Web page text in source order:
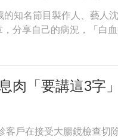
知名節目製作人、藝人
分享自己的病況，「白
肉「要講這3
戶在接受大腸鏡檢查切